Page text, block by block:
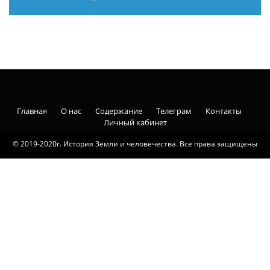
© 2019-2020г. История Земли и человечества. Все права защищены
Главная О нас Содержание Телеграм
Контакты
Личный кабинет